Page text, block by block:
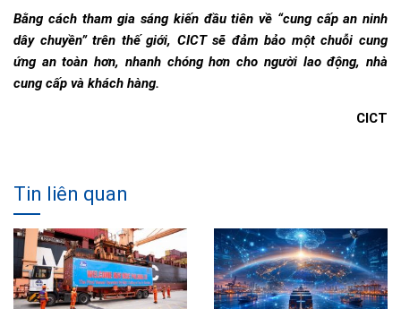
Bằng cách tham gia sáng kiến đầu tiên về “cung cấp an ninh
dây chuyền” trên thế giới, CICT sẽ đảm bảo một chuỗi cung
ứng an toàn hơn, nhanh chóng hơn cho người lao động, nhà
cung cấp và khách hàng.
CICT
Tin liên quan